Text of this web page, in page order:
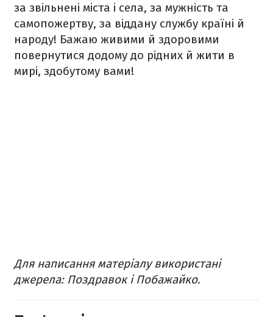
за звільнені міста і села, за мужність та
самопожертву, за віддану службу країні й
народу! Бажаю живими й здоровими
повернутися додому до рідних й жити в
мирі, здобутому вами!
Для написання матеріалу використані
джерела: Поздравок і Побажайко.